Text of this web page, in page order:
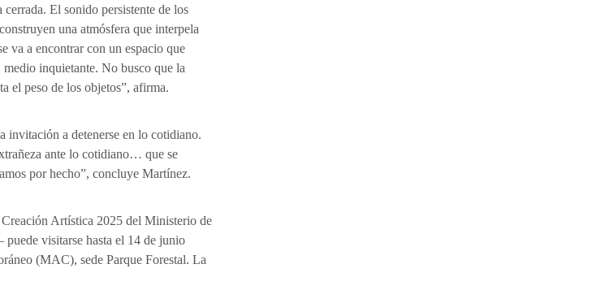
El sonido persistente de los
una atmósfera que interpela
va a encontrar con un espacio que
inquietante. No busco que la
el peso de los objetos”, afirma.
invitación a detenerse en lo cotidiano.
ante lo cotidiano… que se
por hecho”, concluye Martínez.
Artística 2025 del Ministerio de
visitarse hasta el 14 de junio
(MAC), sede Parque Forestal. La